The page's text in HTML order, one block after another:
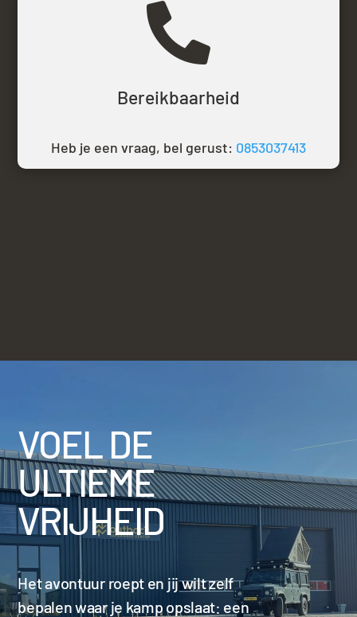

Bereikbaarheid
Heb je een vraag, bel gerust: 0853037413
VOEL DE
ULTIEME
VRIJHEID
Het avontuur roept en jij wilt zelf
bepalen waar je kamp opslaat: een